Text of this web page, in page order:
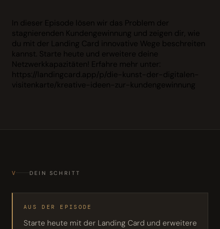
In dieser Episode lösen wir das Problem der
stagnierenden Kundengewinnung und zeigen dir, wie
du mit der Landing Card innovative Wege beschreiten
kannst. Starte heute und erweitere deine
Netzwerkkapazitäten! Erfahre mehr unter:
https://landingcard.app/p/die-kunst-der-digitalen-
visitenkarte/kreative-ideen-zur-kundengewinnung
V DEIN SCHRITT
AUS DER EPISODE
Starte heute mit der Landing Card und erweitere